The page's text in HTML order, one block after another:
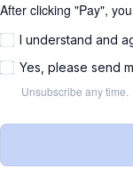
After clicking "Pay",
I understand and
Yes, please send
Unsubscribe any time.